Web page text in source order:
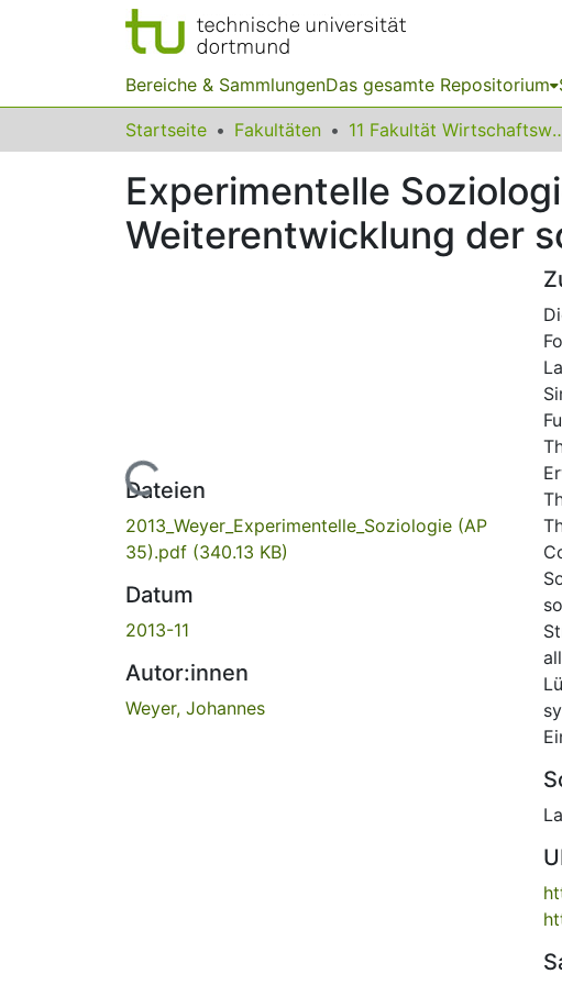
Bereiche & SammlungenDas gesamte Repositorium
Startseite Fakultäten 11 Fakultät
Experimentelle
Weiterentwicklung der
Lade...
Dateien
2013_Weyer_Experimentelle_Soziologie (AP
35).pdf (340.13 KB)
Datum
2013-11
Autor:innen
Weyer, Johannes